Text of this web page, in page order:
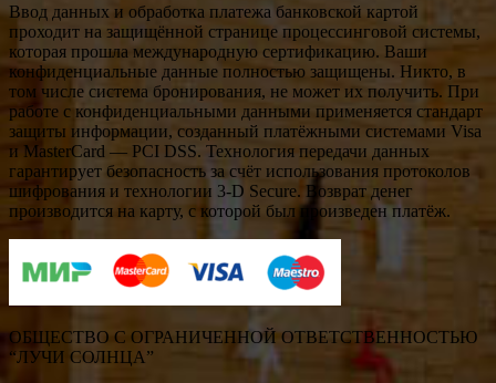
Ввод данных и обработка платежа банковской картой
проходит на защищённой странице процессинговой системы,
которая прошла международную сертификацию. Ваши
конфиденциальные данные полностью защищены. Никто, в
том числе система бронирования, не может их получить. При
работе с конфиденциальными данными применяется стандарт
защиты информации, созданный платёжными системами Visa
и MasterCard — PCI DSS. Технология передачи данных
гарантирует безопасность за счёт использования протоколов
шифрования и технологии 3-D Secure. Возврат денег
производится на карту, с которой был произведен платёж.
ОБЩЕСТВО С ОГРАНИЧЕННОЙ ОТВЕТСТВЕННОСТЬЮ
“ЛУЧИ СОЛНЦА”